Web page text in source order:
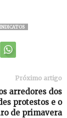
Próximo artigo
arredores dos
protestos e o
de primavera